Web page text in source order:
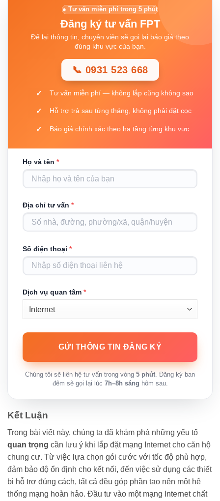
● Tư vấn miễn phí trong 5 phút
Đăng ký tư vấn FPT
Để lại thông tin, chuyên viên sẽ gọi lại báo giá theo
đúng khu vực của bạn.
📞 0931 523 668
Tư vấn miễn phí — không lắp cũng không sao
Hỗ trợ trả sau từng tháng, không phải đặt cọc
Báo giá chính xác theo hạ tầng từng khu vực
Họ và tên *
Địa chỉ tư vấn *
Số điện thoại *
Dịch vụ quan tâm *
Chúng tôi sẽ liên hệ tư vấn trong vòng 5 phút. Đăng ký ban
đêm sẽ gọi lại lúc 7h–8h sáng hôm sau.
Kết Luận
Trong bài viết này, chúng ta đã khám phá những yếu tố
quan trọng cần lưu ý khi lắp đặt mạng Internet cho căn hộ
chung cư. Từ việc lựa chọn gói cước với tốc độ phù hợp,
đảm bảo độ ổn định cho kết nối, đến việc sử dụng các thiết
bị hỗ trợ đúng cách, tất cả đều góp phần tạo nên một hệ
thống mạng hoàn hảo. Đầu tư vào một mạng Internet chất